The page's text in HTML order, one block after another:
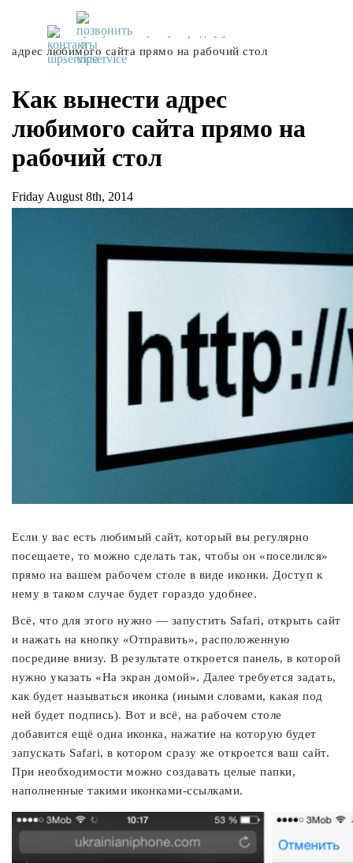
UiPservice »[:ru]Советы[:ua]Поради[:]
адрес любимого сайта прямо на рабочий стол
Как вынести адрес
любимого сайта прямо на
рабочий стол
Friday August 8th, 2014
Если у вас есть любимый сайт, который вы регулярно
посещаете, то можно сделать так, чтобы он «поселился»
прямо на вашем рабочем столе в виде иконки. Доступ к
нему в таком случае будет гораздо удобнее.
Всё, что для этого нужно — запустить Safari, открыть сайт
и нажать на кнопку «Отправить», расположенную
посредине внизу. В результате откроется панель, в которой
нужно указать «На экран домой». Далее требуется задать,
как будет называться иконка (иными словами, какая под
ней будет подпись). Вот и всё, на рабочем столе
добавится ещё одна иконка, нажатие на которую будет
запускать Safari, в котором сразу же откроется ваш сайт.
При необходимости можно создавать целые папки,
наполненные такими иконками-ссылками.